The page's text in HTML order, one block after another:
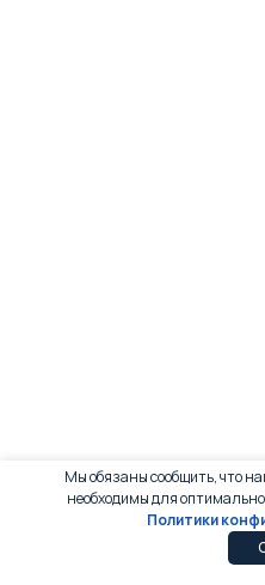
Мы обязаны сообщить, что
необходимы для
Политики